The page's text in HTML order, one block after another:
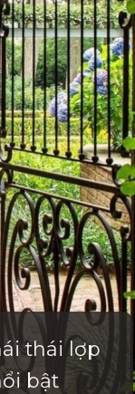
thái lợp
bật